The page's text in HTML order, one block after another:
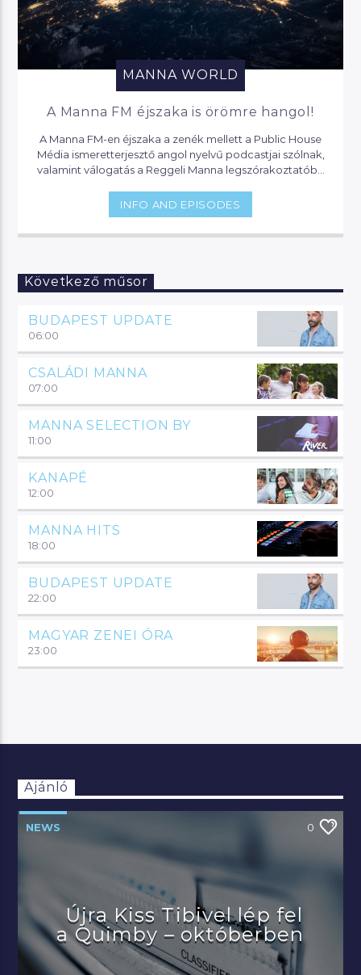
MANNA WORLD
A Manna FM éjszaka is örömre hangol!
A Manna FM-en éjszaka a zenék mellett a Public House
Média ismeretterjesztő angol nyelvű podcastjai szólnak,
valamint válogatás a Reggeli Manna legszórakoztatóbb
INFO AND EPISODES
Következő műsor
BUDAPEST UPDATE
06:00
CSALÁDI MANNA
07:00
MANNA SELECTION BY
11:00
KANAPÉ
12:00
MANNA HITS
18:00
BUDAPEST UPDATE
22:00
MAGYAR ZENEI ÓRA
23:00
Ajánló
NEWS 0
Újra Kiss Tibivel lép fel
a Quimby – októberben